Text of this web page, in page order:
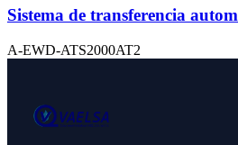
Sistema de transferencia
A-EWD-ATS2000AT2